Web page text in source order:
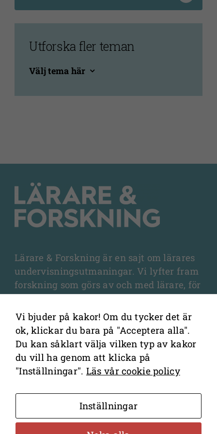
Utforska fler teman
Välj tema här
Lärare & Forskning är en sajt om lärares
undervisningsutmaningar. Vi lyfter fram
forskning som görs av och med lärare, för
lärare, och som fördjupar olika aspekter
av undervisningen och elevernas
lärande.
Kontakta redaktionen
Hantering av personuppgifter
Vi bjuder på kakor! Om du tycker det är
ok, klickar du bara på "Acceptera alla".
Du kan såklart välja vilken typ av kakor
du vill ha genom att klicka på
"Inställningar". Läs vår cookie policy
Inställningar
används.
Upplevelse
så bra som
funktionalitet
att försvinna
från
webbplatsen.
Marknadsföring
Genom att dela
med dig av dina
intressen och ditt
surfar ökar du
chansen att få se
personligt
anpassat
innehåll och
erbjudanden.